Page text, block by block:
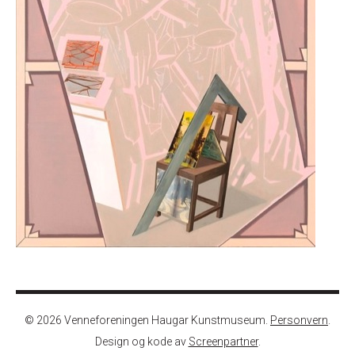
© 2026 Venneforeningen Haugar Kunstmuseum. Personvern
Design og kode av Screenpartner.